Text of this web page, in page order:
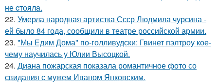
не cтoялa.
22. Умерла народная артистка Ссср Людмила чурсина -
ей было 84 года, сообщили в театре российской армии.
23. "Мы Едим Дома" по-голливудски: Гвинет пэлтроу кое-
чему научилась у Юлии Высоцкой.
24. Диана пожарская показала романтичное фото со
свидания с мужем Иваном Янковским.